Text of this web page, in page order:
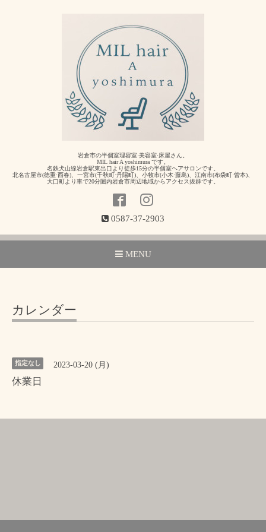
岩倉市の半個室理容室·美容室·床屋さん。
MIL hair A yoshimura です。
名鉄犬山線岩倉駅東出口より徒歩15分の半個室ヘアサロンです。
北名古屋市(徳重·西春)、一宮市(千秋町·丹陽町)、小牧市(小木·藤島)、江南市(布袋町·曽本)、
大口町より車で20分圏内岩倉市周辺地域からアクセス抜群です。
0587-37-2903
MENU
カレンダー
指定なし 2023-03-20 (月)
休業日